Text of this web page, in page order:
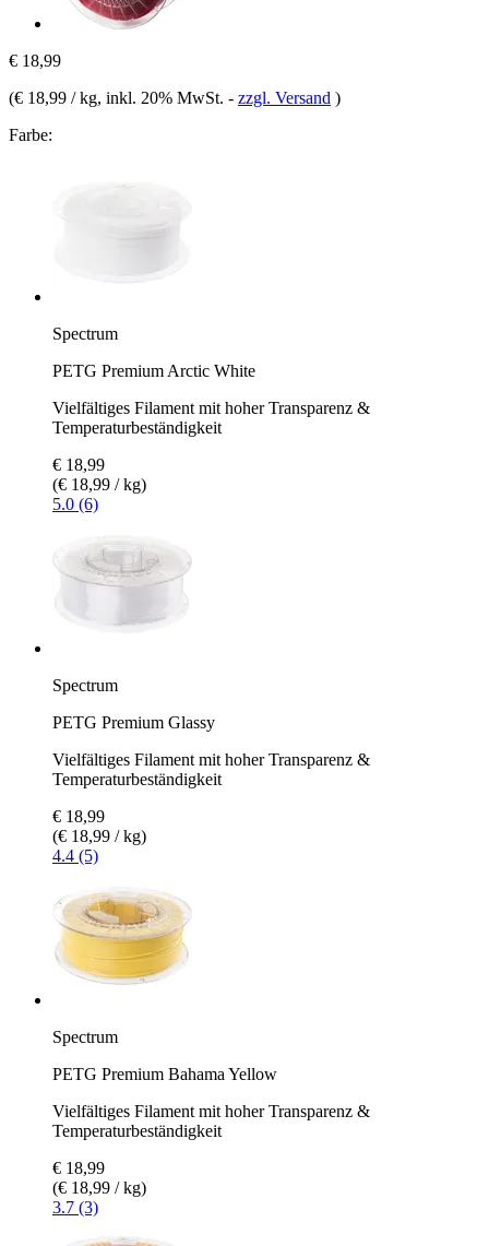
€ 18,99
(€ 18,99 / kg, inkl. 20% MwSt. - zzgl. Versand )
Farbe:
Spectrum
PETG Premium Arctic White
Vielfältiges Filament mit hoher Transparenz &
Temperaturbeständigkeit
€ 18,99
(€ 18,99 / kg)
5.0 (6)
Spectrum
PETG Premium Glassy
Vielfältiges Filament mit hoher Transparenz &
Temperaturbeständigkeit
€ 18,99
(€ 18,99 / kg)
4.4 (5)
Spectrum
PETG Premium Bahama Yellow
Vielfältiges Filament mit hoher Transparenz &
Temperaturbeständigkeit
€ 18,99
(€ 18,99 / kg)
3.7 (3)